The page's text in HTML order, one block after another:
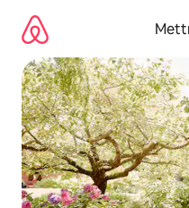
directement
contenu